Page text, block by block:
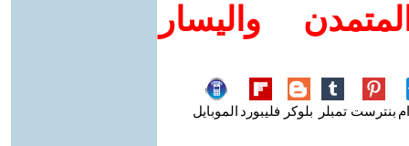
واليسار
بنترست تمبلر بلوكر فليبورد الموبايل